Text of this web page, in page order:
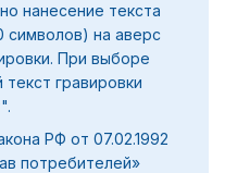
нанесение текста
символов) на аверс
При выборе
гравировки
РФ от 07.02.1992
потребителей»